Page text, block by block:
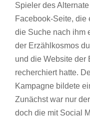
Spieler des
Facebook-Seite, die
die Suche nach ihm
der Erzählkosmos
und die Website der
recherchiert hatte.
Kampagne bildete
Zunächst war nur
doch die mit Social